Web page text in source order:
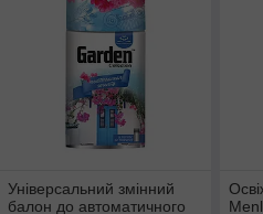
Універсальний змінний
балон до автоматичного